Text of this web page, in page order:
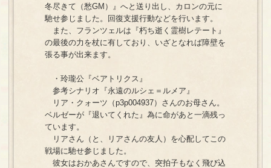
冬尽きて（愁GM）』へと送り出し、カロンの元に
馳せ参じました。回復支援行動などを行います。
また、フランツェルは『朽ち逝く霊樹レテート』
の最後の力を杖に有しており、いざとなれば障壁を
張る事が出来ます。
・玲瓏公『ベアトリクス』
参考シナリオ『永遠のルシェ＝ルメア』
リア・クォーツ（p3p004937）さんのお母さん。
ベルゼーが『退いてくれた』為に命があと一滴残っ
ています。
リアさん（と、リアさんの友人）を心配してこの
戦場に馳せ参じました。
彼女はおかあさんですので、突拍子もなく飛び込